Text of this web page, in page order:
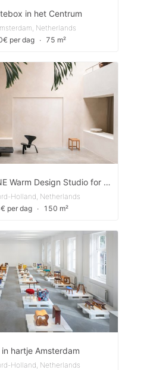
in het Centrum
Netherlands
per dag
∙ 75 m²
STUDIO MEDITERRANE Warm Design Studio for Events, Pop-Ups & Shoots
Holland, Netherlands
per dag
∙ 150 m²
hartje Amsterdam
Holland, Netherlands